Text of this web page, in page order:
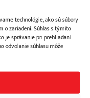
technológie, ako sú súbory
o zariadení. Súhlas s týmito
je správanie pri prehliadaní
odvolanie súhlasu môže